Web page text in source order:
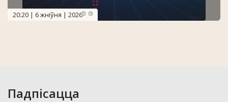
20:20 | 6 жніўня | 2026
Падпісацца